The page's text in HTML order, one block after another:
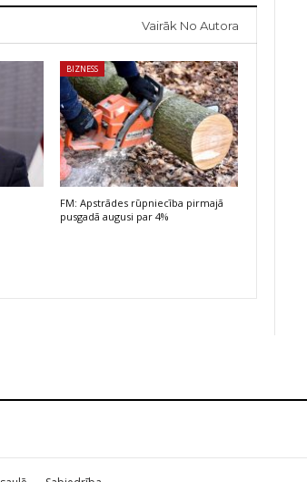
Vairāk No Autora
BIZNESS
FM: Apstrādes rūpniecība pirmajā
pusgadā augusi par 4%